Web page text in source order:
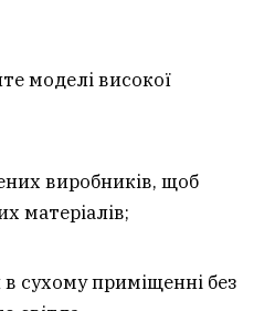
моделі високої
виробників, щоб
матеріалів;
в сухому приміщенні без